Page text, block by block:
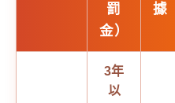
罰
金）
據
3年
以